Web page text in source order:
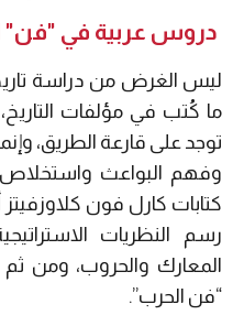
دروس عربية في "فن"
ليس الغرض من دراسة تاريخ
ما كُتب في مؤلفات
توجد على قارعة الطريق،
وفهم البواعث
كتابات كارل فون
رسم النظريات
المعارك والحروب، ومن
“فن الحرب”.